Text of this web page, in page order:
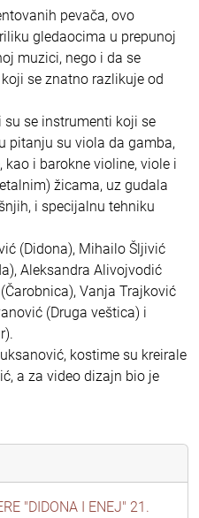
pevača, ovo
gledaocima u prepunoj
muzici, nego i da se
se znatno razlikuje od
su se instrumenti koji se
pitanju su viola da gamba,
kao i barokne violine, viole i
žicama, uz gudala
i specijalnu tehniku
(Didona), Mihailo Šljivić
Aleksandra Alivojvodić
Vanja Trajković
(Druga veštica) i
kostime su kreirale
a za video dizajn bio je
"DIDONA I ENEJ" 21.